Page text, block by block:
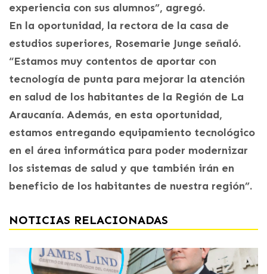
experiencia con sus alumnos”, agregó.
En la oportunidad, la rectora de la casa de
estudios superiores, Rosemarie Junge señaló.
“Estamos muy contentos de aportar con
tecnología de punta para mejorar la atención
en salud de los habitantes de la Región de La
Araucanía. Además, en esta oportunidad,
estamos entregando equipamiento tecnológico
en el área informática para poder modernizar
los sistemas de salud y que también irán en
beneficio de los habitantes de nuestra región”.
NOTICIAS RELACIONADAS